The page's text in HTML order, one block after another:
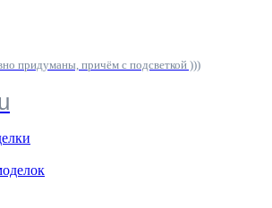
придуманы, причём с подсветкой )))